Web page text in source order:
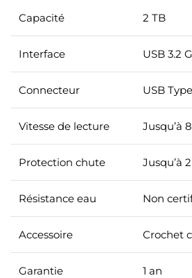
Capacité 2 TB
Interface USB 3.2
Connecteur USB
Vitesse de lecture Jusqu’à
Protection chute Jusqu’à
Résistance eau Non
Accessoire Crochet
Garantie 1 an